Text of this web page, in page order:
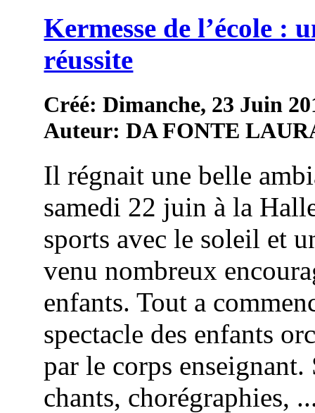
Kermesse de l’école :
réussite
Créé: Dimanche, 23 Juin
Auteur: DA FONTE
Il régnait une belle
samedi 22 juin à la
sports avec le soleil et
venu nombreux
enfants. Tout a
spectacle des enfants
par le corps enseignant.
chants, chorégraphies,